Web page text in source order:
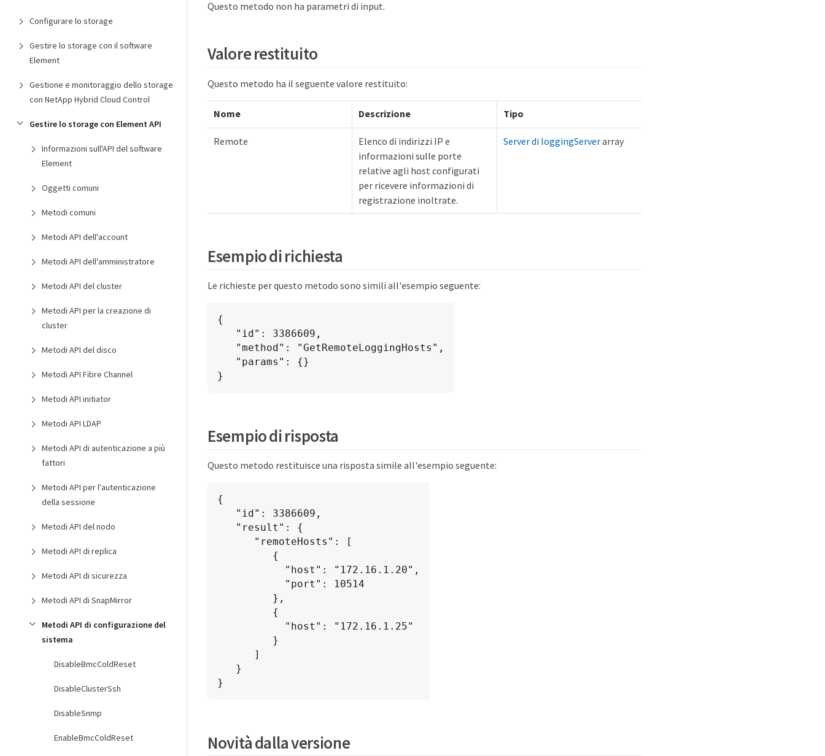
Configurare lo storage
Gestire lo storage con il software
Element
Gestione e monitoraggio dello storage
con NetApp Hybrid Cloud Control
Gestire lo storage con Element API
Informazioni sull'API del software
Element
Oggetti comuni
Metodi comuni
Metodi API dell'account
Metodi API dell'amministratore
Metodi API del cluster
Metodi API per la creazione di
cluster
Metodi API del disco
Metodi API Fibre Channel
Metodi API initiator
Metodi API LDAP
Metodi API di autenticazione a più
fattori
Metodi API per l'autenticazione
della sessione
Metodi API del nodo
Metodi API di replica
Metodi API di sicurezza
Metodi API di SnapMirror
Metodi API di configurazione del
sistema
DisableBmcColdReset
DisableClusterSsh
DisableSnmp
EnableBmcColdReset
Questo metodo non ha parametri di input.
Valore restituito
Questo metodo ha il seguente valore restituito:
Nome Descrizione Tipo
Remote
Elenco di indirizzi IP e
informazioni sulle porte
relative agli host configurati
per ricevere informazioni di
registrazione inoltrate.
Server di loggingServerarray
Esempio di richiesta
Le richieste per questo metodo sono simili all'esempio seguente:
{
}
Esempio di risposta
Questo metodo restituisce una risposta simile all'esempio seguente:
{
}
Novità dalla versione